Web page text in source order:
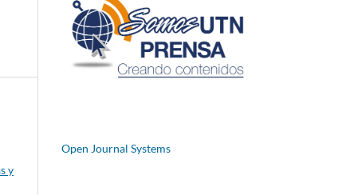
y
Open Journal Systems